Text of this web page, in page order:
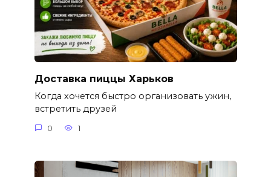
Доставка пиццы Харьков
Когда хочется быстро организовать ужин,
встретить друзей
0 1